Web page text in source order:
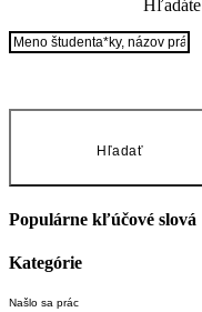
Hľadať
Populárne kľúčové slová
Kategórie
Našlo sa prác